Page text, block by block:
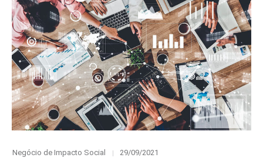
Category
Negócio de Impacto Social
Posted
29/09/2021